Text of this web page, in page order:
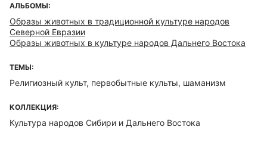
АЛЬБОМЫ:
Образы животных в традиционной культуре народов
Северной Евразии
Образы животных в культуре народов Дальнего Востока
ТЕМЫ:
Религиозный культ, первобытные культы, шаманизм
КОЛЛЕКЦИЯ:
Культура народов Сибири и Дальнего Востока